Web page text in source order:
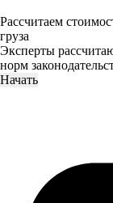
Рассчитаем
груза
Эксперты
норм
Начать